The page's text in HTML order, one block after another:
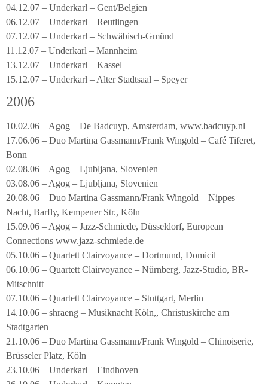
04.12.07 – Underkarl – Gent/Belgien
06.12.07 – Underkarl – Reutlingen
07.12.07 – Underkarl – Schwäbisch-Gmünd
11.12.07 – Underkarl – Mannheim
13.12.07 – Underkarl – Kassel
15.12.07 – Underkarl – Alter Stadtsaal – Speyer
2006
10.02.06 – Agog – De Badcuyp, Amsterdam, www.badcuyp.nl
17.06.06 – Duo Martina Gassmann/Frank Wingold – Café Tiferet,
Bonn
02.08.06 – Agog – Ljubljana, Slovenien
03.08.06 – Agog – Ljubljana, Slovenien
20.08.06 – Duo Martina Gassmann/Frank Wingold – Nippes
Nacht, Barfly, Kempener Str., Köln
15.09.06 – Agog – Jazz-Schmiede, Düsseldorf, European
Connections www.jazz-schmiede.de
05.10.06 – Quartett Clairvoyance – Dortmund, Domicil
06.10.06 – Quartett Clairvoyance – Nürnberg, Jazz-Studio, BR-
Mitschnitt
07.10.06 – Quartett Clairvoyance – Stuttgart, Merlin
14.10.06 – shraeng – Musiknacht Köln,, Christuskirche am
Stadtgarten
21.10.06 – Duo Martina Gassmann/Frank Wingold – Chinoiserie,
Brüsseler Platz, Köln
23.10.06 – Underkarl – Eindhoven